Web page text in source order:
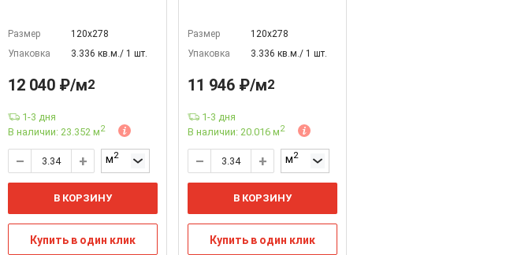
Размер
120х278
Упаковка
3.336 кв.м./ 1 шт.
12 040 ₽/м2
1-3 дня
В наличии: 23.352 м2
м2
В КОРЗИНУ
Купить в один клик
Размер
120х278
Упаковка
3.336 кв.м./ 1 шт.
11 946 ₽/м2
1-3 дня
В наличии: 20.016 м2
м2
В КОРЗИНУ
Купить в один клик